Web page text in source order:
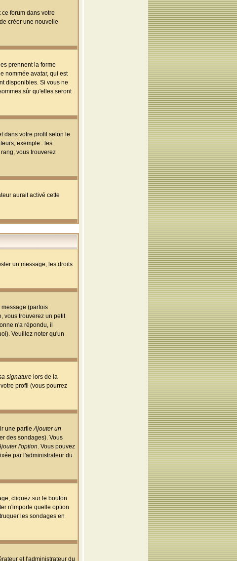
forum dans votre
créer une nouvelle
prennent la forme
nommée avatar, qui est
disponibles. Si vous ne
sûr qu'elles seront
dans votre profil selon le
exemple : les
vous trouverez
aurait activé cette
un message; les droits
(parfois
vous trouverez un petit
n'a répondu, il
Veuillez noter qu'un
signature lors de la
profil (vous pourrez
une partieAjouter un
des sondages). Vous
l'option. Vous pouvez
par l'administrateur du
cliquez sur le bouton
n'importe quelle option
les sondages en
et l'administrateur du